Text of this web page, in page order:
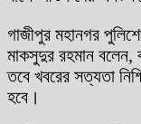
গাজীপুর মহানগর
মাকসুদুর রহমান বলেন,
তবে খবরের সত্যতা
হবে।